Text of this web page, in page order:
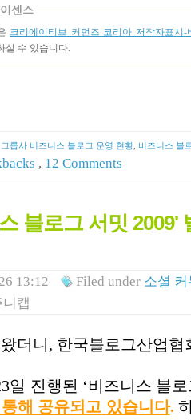
센스
크리에이티브 커먼즈 코리아 저작자표시
실 수 있습니다.
룹사 비즈니스 블로그 운영 현황, 비즈니스 블
, 12 Comments
블로그 서밋 2009'
13:12 Filed under 소셜
니캡
더니 , 한국블로그산업협
일 진행된 ‘비즈니스 블
통해 공유되고 있습니다.